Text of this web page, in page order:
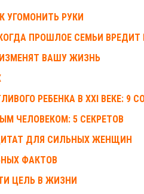
УГОМОНИТЬ РУКИ
ПРОШЛОЕ СЕМЬИ
ВАШУ ЖИЗНЬ
РЕБЕНКА В XXI ВЕКЕ: 9
ЧЕЛОВЕКОМ: 5 СЕКРЕТОВ
ДЛЯ СИЛЬНЫХ ЖЕНЩИН
ФАКТОВ
ЦЕЛЬ В ЖИЗНИ